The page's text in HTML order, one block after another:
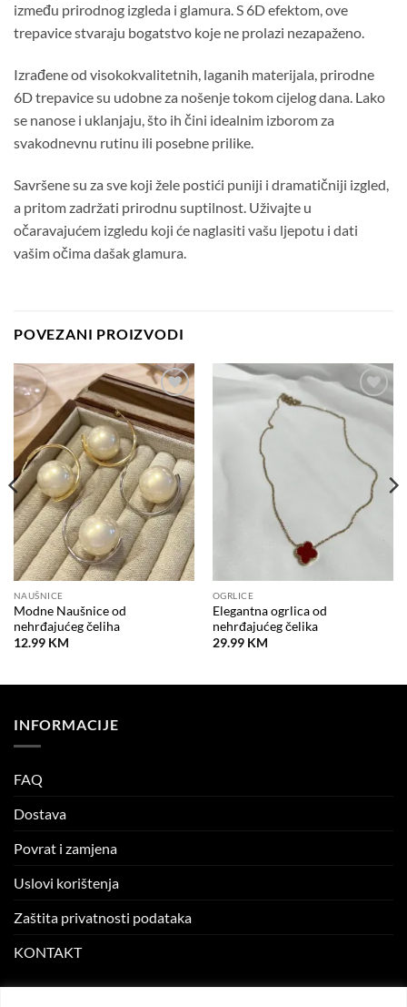
između prirodnog izgleda i glamura. S 6D efektom, ove
trepavice stvaraju bogatstvo koje ne prolazi nezapaženo.
Izrađene od visokokvalitetnih, laganih materijala, prirodne
6D trepavice su udobne za nošenje tokom cijelog dana. Lako
se nanose i uklanjaju, što ih čini idealnim izborom za
svakodnevnu rutinu ili posebne prilike.
Savršene su za sve koji žele postići puniji i dramatičniji izgled,
a pritom zadržati prirodnu suptilnost. Uživajte u
očaravajućem izgledu koji će naglasiti vašu ljepotu i dati
vašim očima dašak glamura.
POVEZANI PROIZVODI
Dodaj
na
listu
želja
NAUŠNICE
Modne Naušnice od
nehrđajućeg čeliha
12.99 KM
OGRLICE
Elegantna ogrlica od
nehrđajućeg čelika
29.99 KM
INFORMACIJE
FAQ
Dostava
Povrat i zamjena
Uslovi korištenja
Zaštita privatnosti podataka
KONTAKT